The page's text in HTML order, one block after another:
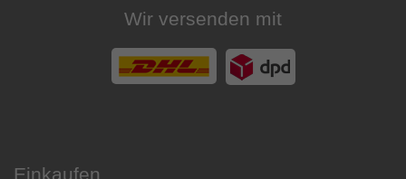
Wir versenden mit
Einkaufen